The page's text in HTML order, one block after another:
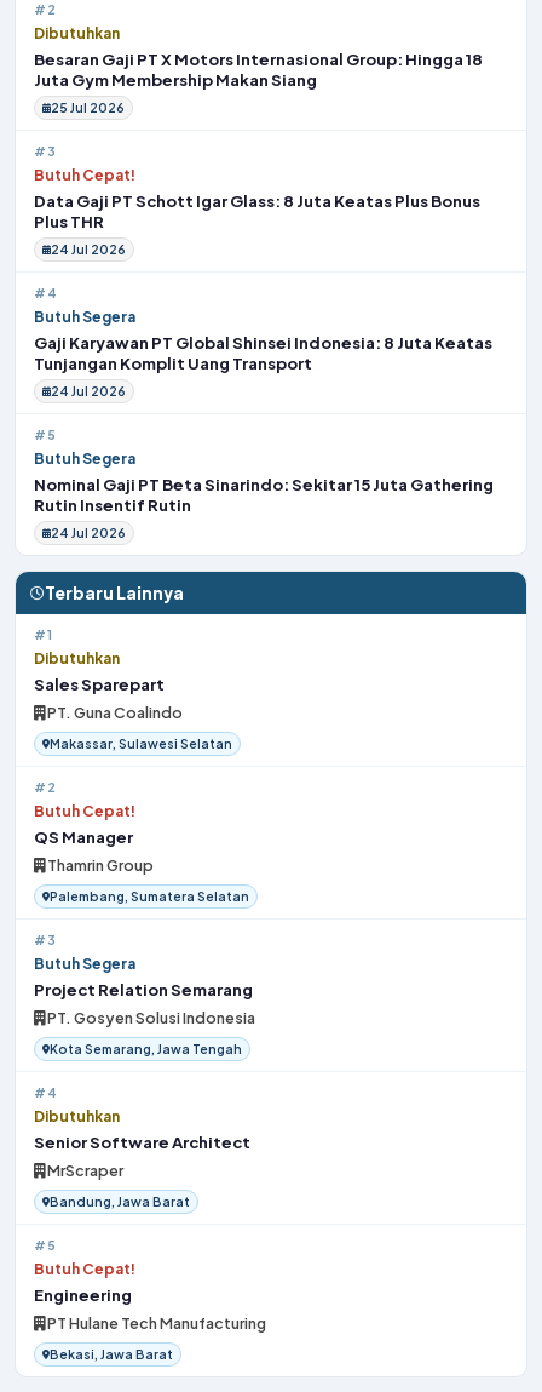
#2
Dibutuhkan
Besaran Gaji PT X Motors Internasional Group: Hingga 18
Juta Gym Membership Makan Siang
25 Jul 2026
#3
Butuh Cepat!
Data Gaji PT Schott Igar Glass: 8 Juta Keatas Plus Bonus
Plus THR
24 Jul 2026
#4
Butuh Segera
Gaji Karyawan PT Global Shinsei Indonesia: 8 Juta Keatas
Tunjangan Komplit Uang Transport
24 Jul 2026
#5
Butuh Segera
Nominal Gaji PT Beta Sinarindo: Sekitar 15 Juta Gathering
Rutin Insentif Rutin
24 Jul 2026
Terbaru Lainnya
#1
Dibutuhkan
Sales Sparepart
PT. Guna Coalindo
Makassar, Sulawesi Selatan
#2
Butuh Cepat!
QS Manager
Thamrin Group
Palembang, Sumatera Selatan
#3
Butuh Segera
Project Relation Semarang
PT. Gosyen Solusi Indonesia
Kota Semarang, Jawa Tengah
#4
Dibutuhkan
Senior Software Architect
MrScraper
Bandung, Jawa Barat
#5
Butuh Cepat!
Engineering
PT Hulane Tech Manufacturing
Bekasi, Jawa Barat